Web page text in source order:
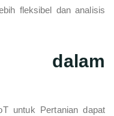
fleksibel dan analisis
dalam
untuk Pertanian dapat